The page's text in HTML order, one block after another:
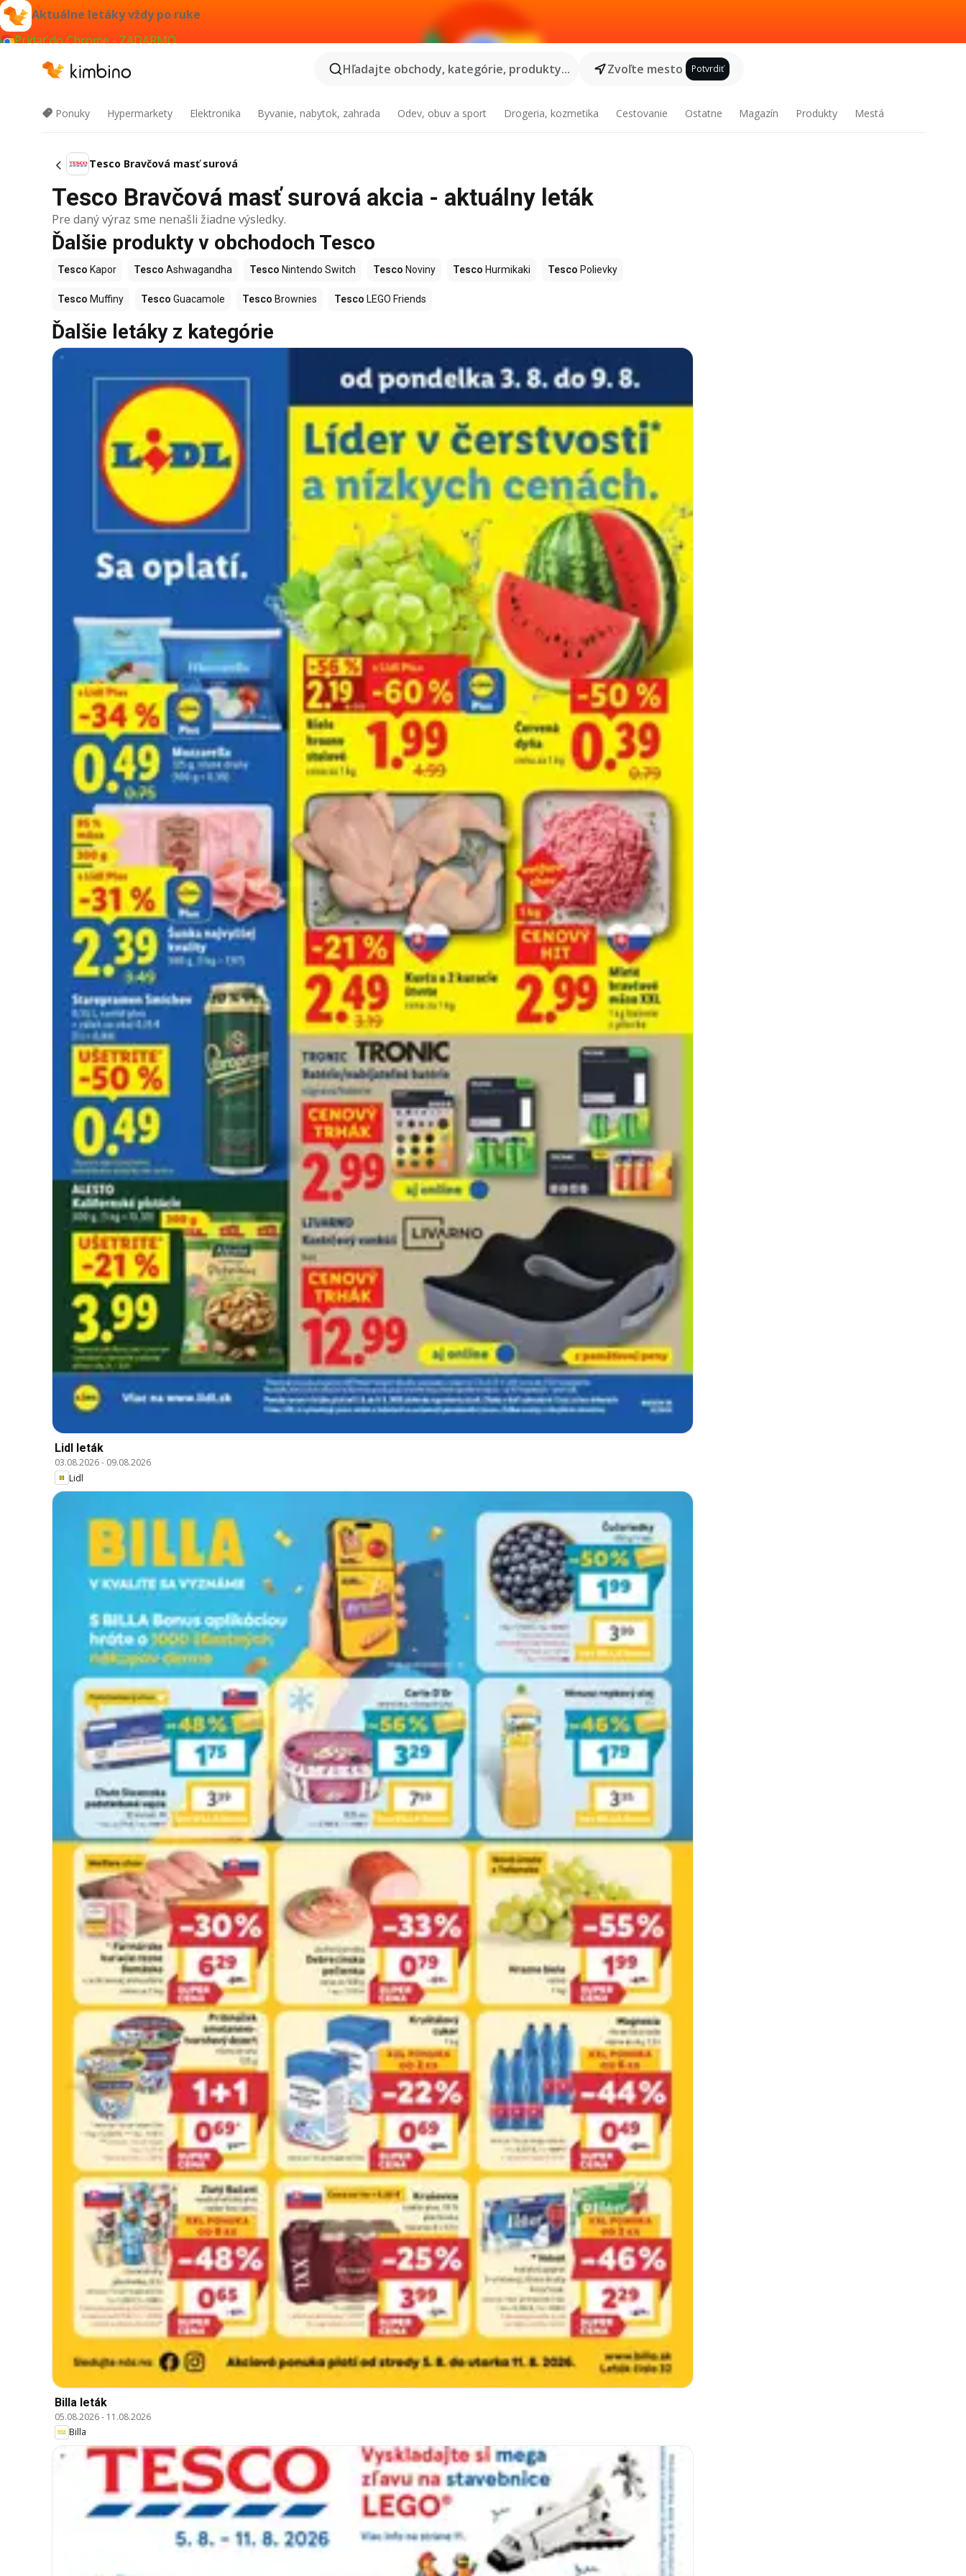
Aktuálne letáky vždy po ruke
Pridať do Chrome - ZADARMO
Hľadajte obchody, kategórie, produkty...
Zvoľte mesto Potvrdiť
Ponuky Hypermarkety Elektronika Byvanie, nabytok, zahrada Odev, obuv a sport Drogeria, kozmetika Cestovanie Ostatne Magazín Produkty Mestá
Tesco Bravčová masť surová
Tesco Bravčová masť surová akcia - aktuálny leták
Pre daný výraz sme nenašli žiadne výsledky.
Ďalšie produkty v obchodoch Tesco
Tesco Kapor Tesco Ashwagandha Tesco Nintendo Switch Tesco Noviny Tesco Hurmikaki Tesco Polievky
Tesco Muffiny Tesco Guacamole Tesco Brownies Tesco LEGO Friends
Ďalšie letáky z kategórie
Lidl leták
03.08.2026- 09.08.2026
Lidl
Billa leták
05.08.2026- 11.08.2026
Billa